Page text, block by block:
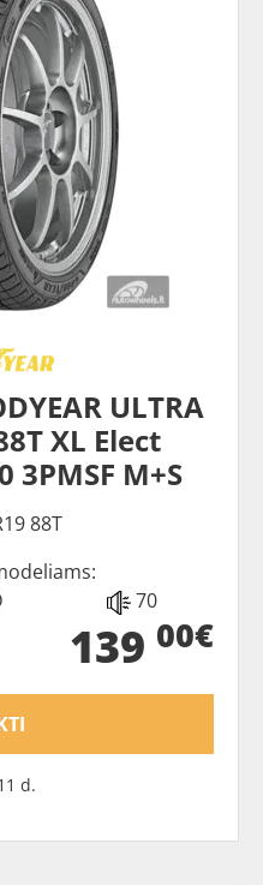
ULTRA
XL Elect
3PMSF M+S
88T
70
139 00€
d.